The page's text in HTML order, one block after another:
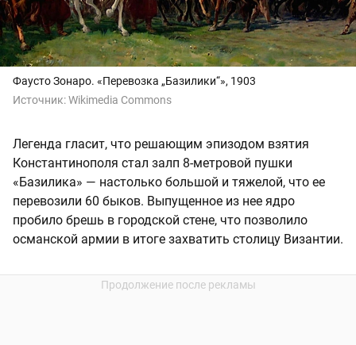
Фаусто Зонаро. «Перевозка „Базилики“», 1903
Источник:Wikimedia Commons
Легенда гласит, что решающим эпизодом взятия
Константинополя стал залп 8-метровой пушки
«Базилика» — настолько большой и тяжелой, что ее
перевозили 60 быков. Выпущенное из нее ядро
пробило брешь в городской стене, что позволило
османской армии в итоге захватить столицу Византии.